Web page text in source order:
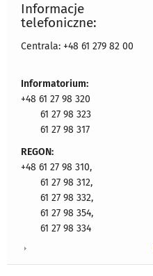
Informacje
telefoniczne:
Centrala: +48 61 279 82 00
Informatorium:
+48 61 27 98 320
61 27 98 323
61 27 98 317
REGON:
+48 61 27 98 310,
61 27 98 312,
61 27 98 332,
61 27 98 354,
61 27 98 334